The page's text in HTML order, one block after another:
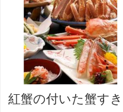
紅蟹の付いた蟹すき